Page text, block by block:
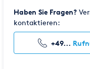
Haben Sie Fragen?
kontaktieren:
+49...